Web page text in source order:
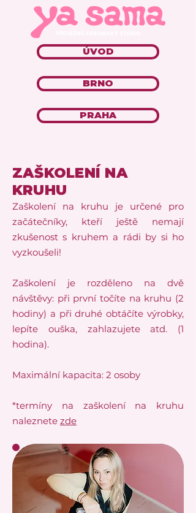
ÚVOD
BRNO
PRAHA
ZAŠKOLENÍ NA
KRUHU
Zaškolení na kruhu je určené pro
začátečníky, kteří ještě nemají
zkušenost s kruhem a rádi by si ho
vyzkoušeli!
Zaškolení je rozděleno na dvě
návštěvy: při první točíte na kruhu (2
hodiny) a při druhé obtáčíte výrobky,
lepíte ouška, zahlazujete atd. (1
hodina).
Maximální kapacita: 2 osoby
*termíny na zaškolení na kruhu
naleznete zde